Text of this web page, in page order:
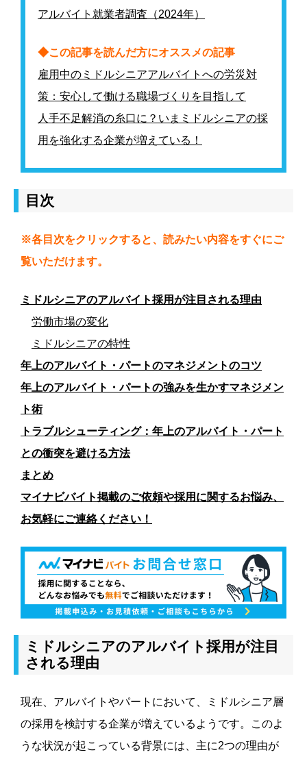
アルバイト就業者調査（2024年）
◆この記事を読んだ方にオススメの記事
雇用中のミドルシニアアルバイトへの労災対
策：安心して働ける職場づくりを目指して
人手不足解消の糸口に？いまミドルシニアの採
用を強化する企業が増えている！
目次
※各目次をクリックすると、読みたい内容をすぐにご
覧いただけます。
ミドルシニアのアルバイト採用が注目される理由
労働市場の変化
ミドルシニアの特性
年上のアルバイト・パートのマネジメントのコツ
年上のアルバイト・パートの強みを生かすマネジメン
ト術
トラブルシューティング：年上のアルバイト・パート
との衝突を避ける方法
まとめ
マイナビバイト掲載のご依頼や採用に関するお悩み、
お気軽にご連絡ください！
ミドルシニアのアルバイト採用が注目
される理由
現在、アルバイトやパートにおいて、ミドルシニア層
の採用を検討する企業が増えているようです。このよ
うな状況が起こっている背景には、主に2つの理由が